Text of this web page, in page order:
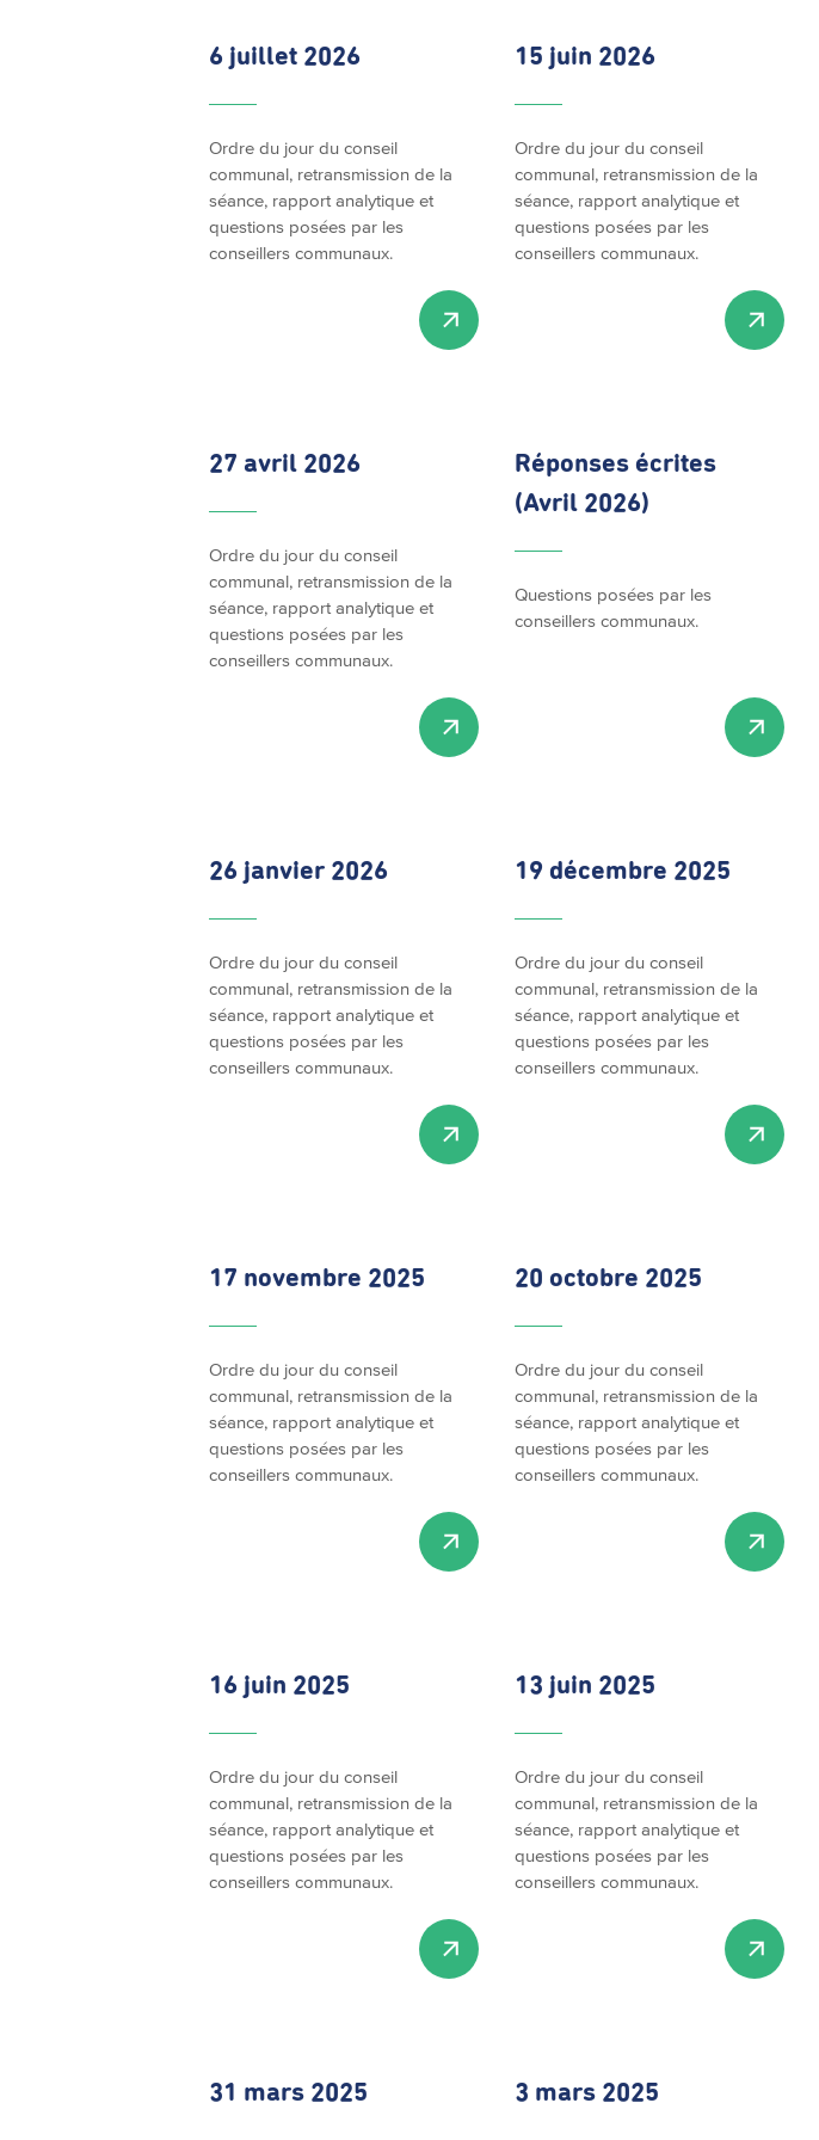
6 juillet 2026
Ordre du jour du conseil
communal, retransmission de la
séance, rapport analytique et
questions posées par les
conseillers communaux.
15 juin 2026
Ordre du jour du conseil
communal, retransmission de la
séance, rapport analytique et
questions posées par les
conseillers communaux.
27 avril 2026
Ordre du jour du conseil
communal, retransmission de la
séance, rapport analytique et
questions posées par les
conseillers communaux.
Réponses écrites
(Avril 2026)
Questions posées par les
conseillers communaux.
26 janvier 2026
Ordre du jour du conseil
communal, retransmission de la
séance, rapport analytique et
questions posées par les
conseillers communaux.
19 décembre 2025
Ordre du jour du conseil
communal, retransmission de la
séance, rapport analytique et
questions posées par les
conseillers communaux.
17 novembre 2025
Ordre du jour du conseil
communal, retransmission de la
séance, rapport analytique et
questions posées par les
conseillers communaux.
20 octobre 2025
Ordre du jour du conseil
communal, retransmission de la
séance, rapport analytique et
questions posées par les
conseillers communaux.
16 juin 2025
Ordre du jour du conseil
communal, retransmission de la
séance, rapport analytique et
questions posées par les
conseillers communaux.
13 juin 2025
Ordre du jour du conseil
communal, retransmission de la
séance, rapport analytique et
questions posées par les
conseillers communaux.
31 mars 2025 3 mars 2025